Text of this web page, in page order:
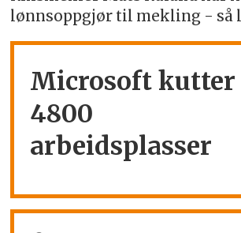
lønnsoppgjør til mekling - så
Microsoft kutter
4800
arbeidsplasser